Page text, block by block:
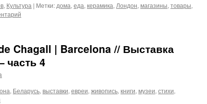
, Культура | Метки: дома, еда, керамика, Лондон, магазины, товары,
Chagall | Barcelona // Выставка
часть 4
, Беларусь, выставки, евреи, живопись, книги, музеи, стихи,